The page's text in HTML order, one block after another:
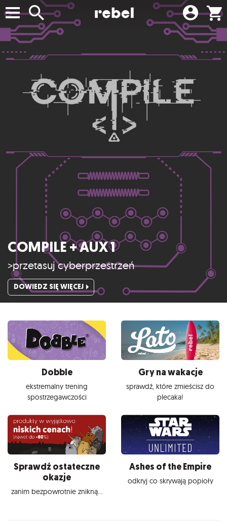
COMPILE + AUX 1
>przetasuj cyberprzestrzeń
DOWIEDZ SIĘ WIĘCEJ
Dobble
ekstremalny trening
spostrzegawczości
Gry na wakacje
sprawdź, które zmieścisz do
plecaka!
Sprawdź ostateczne
okazje
zanim bezpowrotnie znikną...
Ashes of the Empire
odkryj co skrywają popioły